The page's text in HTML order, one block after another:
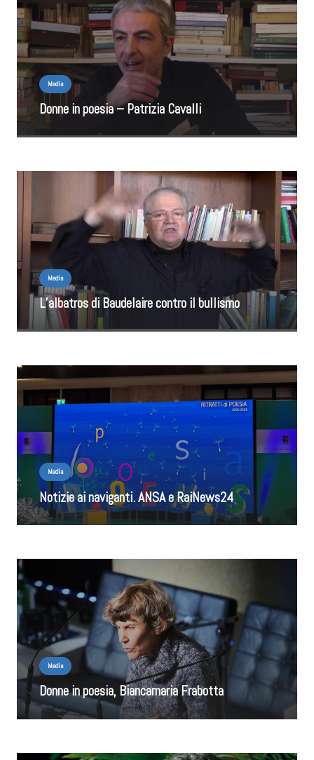
Media
Donne in poesia – Patrizia Cavalli
Media
L’albatros di Baudelaire contro il bullismo
Media
Notizie ai naviganti. ANSA e RaiNews24
Media
Donne in poesia, Biancamaria Frabotta